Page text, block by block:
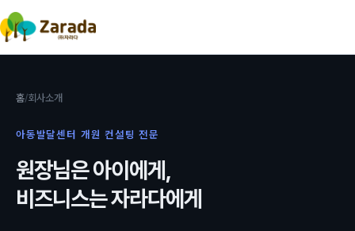
홈 회사소개
아동발달센터 개원 컨설팅 전문
원장님은 아이에게,
비즈니스는 자라다에게